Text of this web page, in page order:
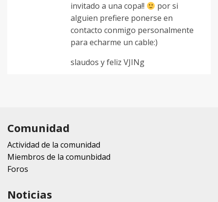
invitado a una copa!!
por si
alguien prefiere ponerse en
contacto conmigo personalmente
para echarme un cable:)
slaudos y feliz VJINg
Comunidad
Actividad de la comunidad
Miembros de la comunbidad
Foros
Noticias